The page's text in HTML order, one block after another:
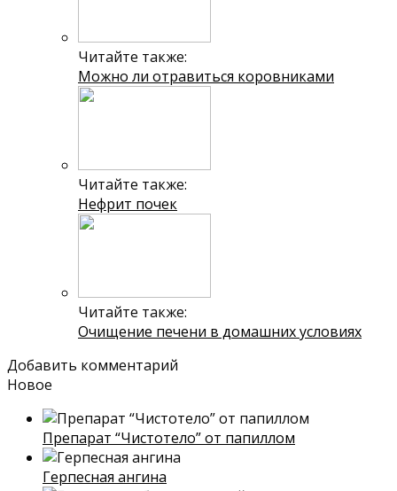
Читайте также:
Можно ли отравиться коровниками
Читайте также:
Нефрит почек
Читайте также:
Очищение печени в домашних условиях
Добавить комментарий
Новое
Препарат “Чистотело” от папиллом
Герпесная ангина